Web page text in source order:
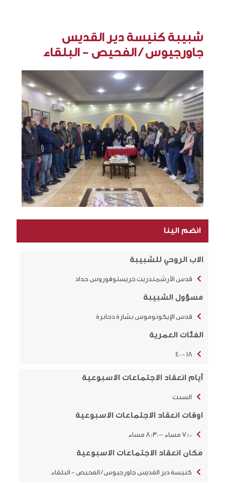
شبيبة كنيسة دير القديس
جاورجيوس / الفحيص - البلقاء
انضم الينا
الاب الروحي للشبيبة
قدس الأرشمندريت خريستوفوروس حداد
مسؤول الشبيبة
قدس الإيكونوموس بشارة دحابرة
الفئات العمرية
18 - 40
أيام انعقاد الاجتماعات الاسبوعية
السبت
اوقات انعقاد الاجتماعات الاسبوعية
7:00 مساء – 8:30 مساء
مكان انعقاد الاجتماعات الاسبوعية
كنيسة دير القديس جاورجيوس / الفحيص - البلقاء​